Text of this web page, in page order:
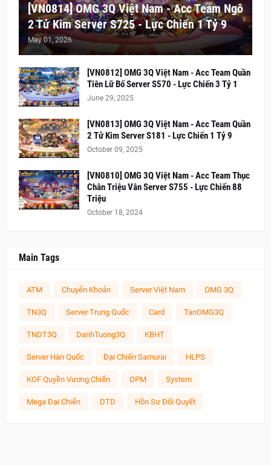
[VN0814] OMG 3Q Việt Nam - Acc Team Ngô
2 Tử Kim Server S725 - Lực Chiến 1 Tỷ 9
May 01, 2026
[VN0812] OMG 3Q Việt Nam - Acc Team Quần
Tiên Lữ Bố Server S570 - Lực Chiến 3 Tỷ 1
June 29, 2025
[VN0813] OMG 3Q Việt Nam - Acc Team Quần
2 Tử Kim Server S181 - Lực Chiến 1 Tỷ 9
October 09, 2025
[VN0810] OMG 3Q Việt Nam - Acc Team Thục
Chân Triệu Vân Server S755 - Lực Chiến 88
Triệu
October 18, 2024
Main Tags
ATM Chuyển Khoản Server Việt Nam OMG 3Q
TN3Q Server Trung Quốc Card TanOMG3Q
TNDT3Q DanhTuong3Q KBHT
Server Hàn Quốc Đại Chiến Samurai HLPS
KOF Quyền Vương Chiến OPM System
Mega Đại Chiến DTD Hồn Sư Đối Quyết